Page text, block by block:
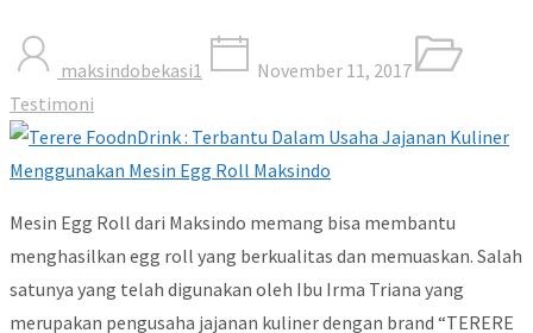
maksindobekasi1
November 11, 2017
Testimoni
Mesin Egg Roll dari Maksindo memang bisa membantu
menghasilkan egg roll yang berkualitas dan memuaskan. Salah
satunya yang telah digunakan oleh Ibu Irma Triana yang
merupakan pengusaha jajanan kuliner dengan brand “TERERE